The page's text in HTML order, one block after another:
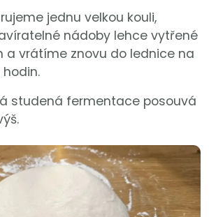
jednu velkou kouli,
nádoby lehce vytřené
a vrátíme znovu do lednice na
hodin.
studená fermentace posouvá